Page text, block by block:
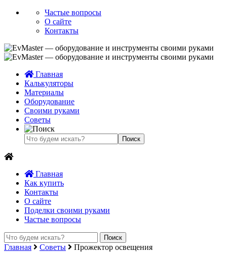
Частые вопросы
О сайте
Контакты
Главная
Калькуляторы
Материалы
Оборудование
Своими руками
Советы
Главная
Как купить
Контакты
О сайте
Поделки своими руками
Частые вопросы
Главная Советы Прожектор освещения